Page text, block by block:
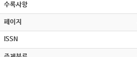
수록사항
페이지
ISSN